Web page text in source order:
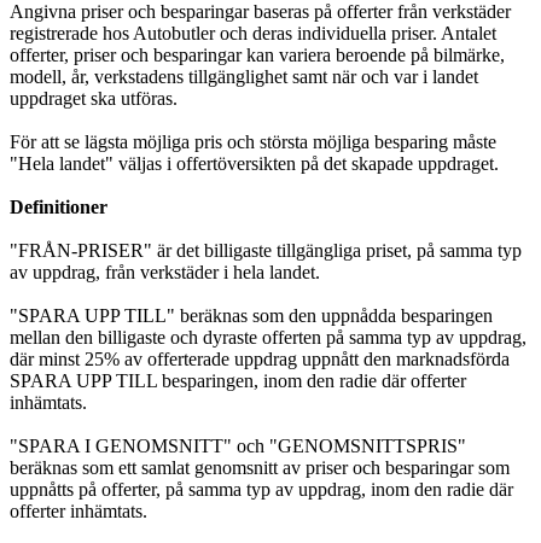
Angivna priser och besparingar baseras på offerter från verkstäder
registrerade hos Autobutler och deras individuella priser. Antalet
offerter, priser och besparingar kan variera beroende på bilmärke,
modell, år, verkstadens tillgänglighet samt när och var i landet
uppdraget ska utföras.
För att se lägsta möjliga pris och största möjliga besparing måste
"Hela landet" väljas i offertöversikten på det skapade uppdraget.
Definitioner
"FRÅN-PRISER" är det billigaste tillgängliga priset, på samma typ
av uppdrag, från verkstäder i hela landet.
"SPARA UPP TILL" beräknas som den uppnådda besparingen
mellan den billigaste och dyraste offerten på samma typ av uppdrag,
där minst 25% av offerterade uppdrag uppnått den marknadsförda
SPARA UPP TILL besparingen, inom den radie där offerter
inhämtats.
"SPARA I GENOMSNITT" och "GENOMSNITTSPRIS"
beräknas som ett samlat genomsnitt av priser och besparingar som
uppnåtts på offerter, på samma typ av uppdrag, inom den radie där
offerter inhämtats.